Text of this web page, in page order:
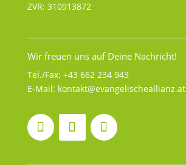
ZVR: 310913872
Wir freuen uns auf Deine Nachricht!
Tel./Fax: +43 662 234 943
E-Mail: kontakt@evangelischeallianz.at